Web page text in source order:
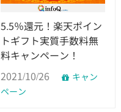
5.5％還元！楽天ポイン
トギフト実質手数料無
料キャンペーン！
2021/10/26
キャン
ペーン